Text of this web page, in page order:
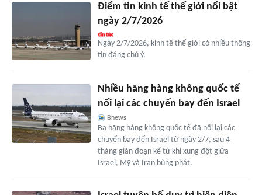
Điểm tin kinh tế thế giới nổi bật
ngày 2/7/2026
Ngày 2/7/2026, kinh tế thế giới có nhiều thông
tin đáng chú ý.
Nhiều hãng hàng không quốc tế
nối lại các chuyến bay đến Israel
Bnews
Ba hãng hàng không quốc tế đã nối lại các
chuyến bay đến Israel từ ngày 2/7, sau 4
tháng gián đoạn kể từ khi xung đột giữa
Israel, Mỹ và Iran bùng phát.